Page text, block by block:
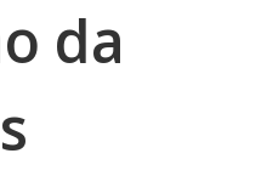
da